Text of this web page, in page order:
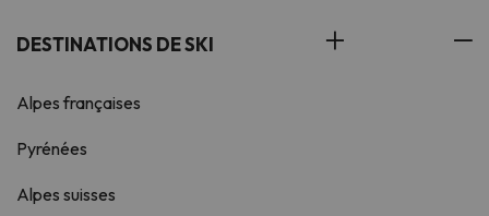
DESTINATIONS DE SKI
Alpes françaises
Pyrénées
Alpes suisses